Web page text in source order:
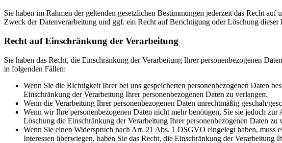
Sie haben im Rahmen der geltenden gesetzlichen Bestimmungen jederzeit das Recht
Zweck der Datenverarbeitung und ggf. ein Recht auf Berichtigung oder Löschung
Recht auf Einschränkung der Verarbeitung
Sie haben das Recht, die Einschränkung der Verarbeitung Ihrer personenbezogenen
in folgenden Fällen:
Wenn Sie die Richtigkeit Ihrer bei uns gespeicherten personenbezogenen Daten
Einschränkung der Verarbeitung Ihrer personenbezogenen Daten zu verlangen.
Wenn die Verarbeitung Ihrer personenbezogenen Daten unrechtmäßig geschah/
Wenn wir Ihre personenbezogenen Daten nicht mehr benötigen, Sie sie jedoch
Löschung die Einschränkung der Verarbeitung Ihrer personenbezogenen Daten zu
Wenn Sie einen Widerspruch nach Art. 21 Abs. 1 DSGVO eingelegt haben, muss
Interessen überwiegen, haben Sie das Recht, die Einschränkung der Verarbeitung